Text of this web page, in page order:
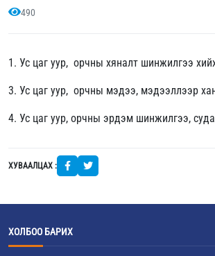
490
1. Ус цаг уур, орчны хяналт шинжилгээ
3. Ус цаг уур, орчны мэдээ, мэдээллээр
4. Ус цаг уур, орчны эрдэм шинжилгээ,
ХУВААЛЦАХ :
ХОЛБОО БАРИХ